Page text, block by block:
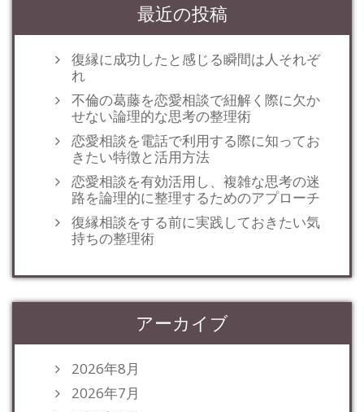
最近の投稿
復縁に成功したと感じる瞬間は人それぞ
れ
不倫の葛藤を恋愛相談で紐解く際に欠か
せない論理的な思考の整理術
恋愛相談を電話で利用する際に知ってお
きたい特徴と活用方法
恋愛相談を有効活用し、複雑な思考の迷
路を論理的に整理するためのアプローチ
復縁相談をする前に実践しておきたい気
持ちの整理術
アーカイブ
2026年8月
2026年7月